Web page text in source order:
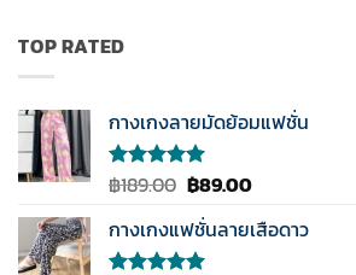
คะแนน
TOP RATED
กางเกงลายมัดย้อมแฟชั่น
ให้คะแนน
คะแนน
฿189.00 Original
was:
฿189.00.
฿89.00Current
is:
กางเกงแฟชั่นลายเสือดาว